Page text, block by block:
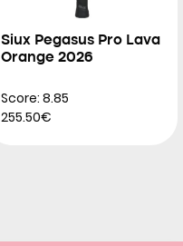
Siux Pegasus Pro Lava
Orange 2026
Score: 8.85
255.50€